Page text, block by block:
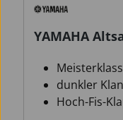
YAMAHA
dunkler
Hoch-Fis-